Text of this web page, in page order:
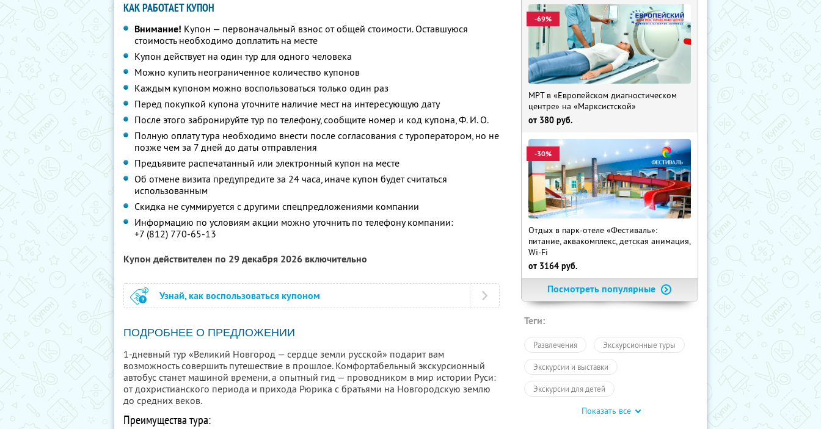
КАК РАБОТАЕТ КУПОН
Внимание! Купон — первоначальный взнос от общей стоимости. Оставшуюся
стоимость необходимо доплатить на месте
Купон действует на один тур для одного человека
Можно купить неограниченное количество купонов
Каждым купоном можно воспользоваться только один раз
Перед покупкой купона уточните наличие мест на интересующую дату
После этого забронируйте тур по телефону, сообщите номер и код купона,Ф. И. О.
Полную оплату тура необходимо внести после согласования с туроператором, но не
позже чем за 7 дней до даты отправления
Предъявите распечатанный или электронный купон на месте
Об отмене визита предупредите за 24 часа, иначе купон будет считаться
использованным
Скидка не суммируется с другими спецпредложениями компании
Информацию по условиям акции можно уточнить по телефону компании:
+7 (812) 770-65-13
Купон действителен по 29 декабря 2026 включительно
Узнай, как воспользоваться купоном
ПОДРОБНЕЕ О ПРЕДЛОЖЕНИИ
1-дневный тур «Великий Новгород — сердце земли русской» подарит вам
возможность совершить путешествие в прошлое. Комфортабельный экскурсионный
автобус станет машиной времени, а опытный гид — проводником в мир истории Руси:
от дохристианского периода и прихода Рюрика с братьями на Новгородскую землю
до средних веков.
Преимущества тура:
-69%
МРТ в «Европейском диагностическом
центре» на «Марксистской»
от 380 руб.
-30%
Отдых в парк-отеле «Фестиваль»:
питание, аквакомплекс, детская анимация,
Wi-Fi
от 3164 руб.
Посмотреть популярные
Теги:
Развлечения Экскурсионные туры
Экскурсии и выставки
Экскурсии для детей
Автобусные экскурсии
Показать все